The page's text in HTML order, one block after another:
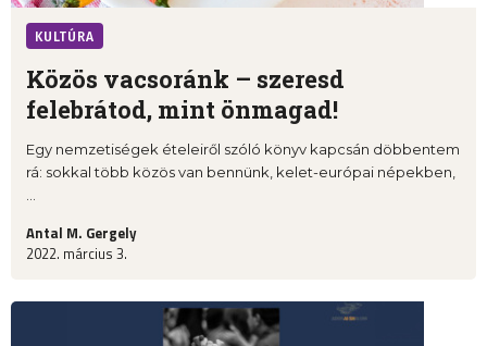
KULTÚRA
Közös vacsoránk – szeresd
felebrátod, mint önmagad!
Egy nemzetiségek ételeiről szóló könyv kapcsán döbbentem
rá: sokkal több közös van bennünk, kelet-európai népekben,
Antal M. Gergely
2022. március 3.